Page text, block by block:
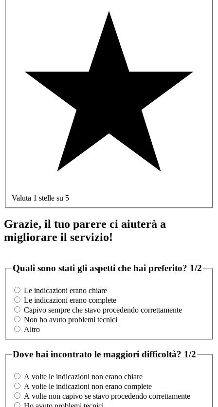
Valuta 1 stelle su 5
Grazie, il tuo parere ci aiuterà a
migliorare il servizio!
Quali sono stati gli aspetti che hai preferito? 1/2
Le indicazioni erano chiare
Le indicazioni erano complete
Capivo sempre che stavo procedendo correttamente
Non ho avuto problemi tecnici
Altro
Dove hai incontrato le maggiori difficoltà? 1/2
A volte le indicazioni non erano chiare
A volte le indicazioni non erano complete
A volte non capivo se stavo procedendo correttamente